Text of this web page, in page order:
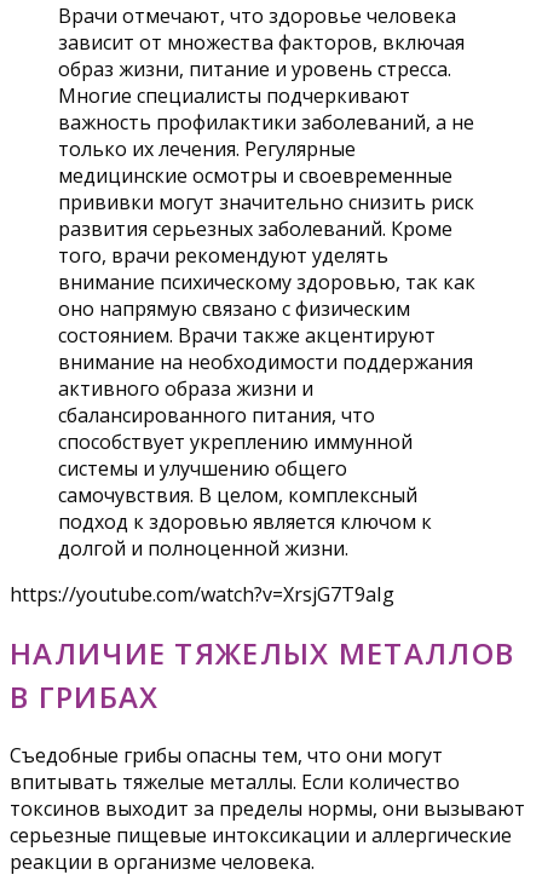
Врачи отмечают, что здоровье человека
зависит от множества факторов, включая
образ жизни, питание и уровень стресса.
Многие специалисты подчеркивают
важность профилактики заболеваний, а не
только их лечения. Регулярные
медицинские осмотры и своевременные
прививки могут значительно снизить риск
развития серьезных заболеваний. Кроме
того, врачи рекомендуют уделять
внимание психическому здоровью, так как
оно напрямую связано с физическим
состоянием. Врачи также акцентируют
внимание на необходимости поддержания
активного образа жизни и
сбалансированного питания, что
способствует укреплению иммунной
системы и улучшению общего
самочувствия. В целом, комплексный
подход к здоровью является ключом к
долгой и полноценной жизни.
https://youtube.com/watch?v=XrsjG7T9aIg
НАЛИЧИЕ ТЯЖЕЛЫХ МЕТАЛЛОВ
В ГРИБАХ
Съедобные грибы опасны тем, что они могут
впитывать тяжелые металлы. Если количество
токсинов выходит за пределы нормы, они вызывают
серьезные пищевые интоксикации и аллергические
реакции в организме человека.